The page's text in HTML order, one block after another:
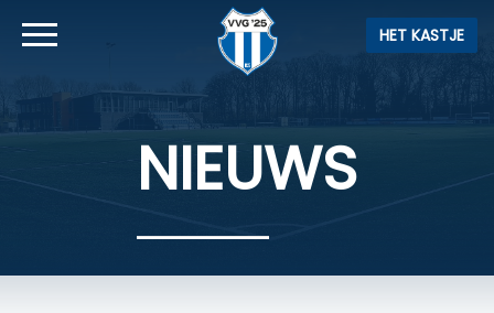
HET KASTJE
NIEUWS